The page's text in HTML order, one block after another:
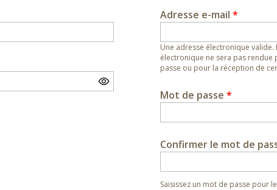
Adresse e-mail *
Une adresse électronique valide.
électronique ne sera pas
passe ou pour la réception de
Mot de passe *
Confirmer le mot de
Saisissez un mot de passe pour